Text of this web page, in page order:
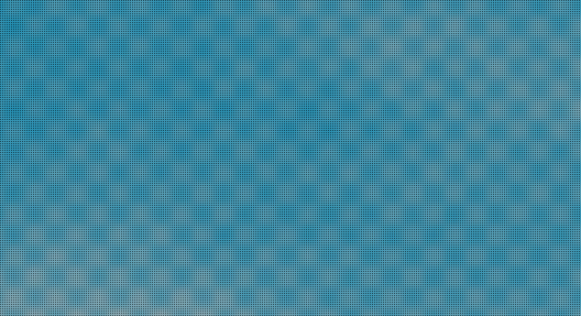
JAPAN
信！！